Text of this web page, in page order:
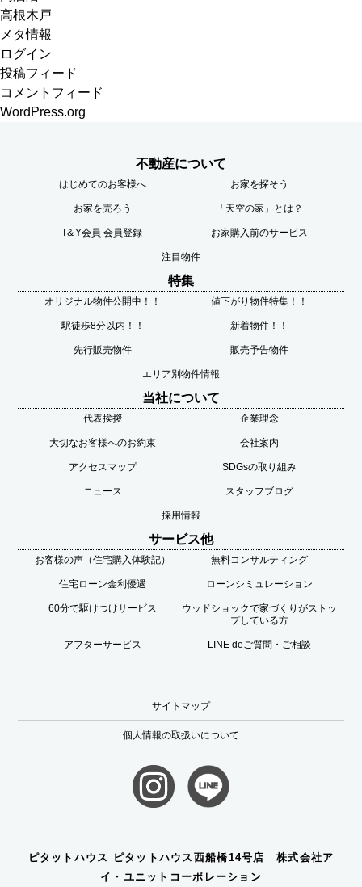
高根木戸
メタ情報
ログイン
投稿フィード
コメントフィード
WordPress.org
不動産について
はじめてのお客様へ お家を探そう
お家を売ろう 「天空の家」とは？
I＆Y会員 会員登録 お家購入前のサービス
注目物件
特集
オリジナル物件公開中！！ 値下がり物件特集！！
駅徒歩8分以内！！ 新着物件！！
先行販売物件 販売予告物件
エリア別物件情報
当社について
代表挨拶 企業理念
大切なお客様へのお約束 会社案内
アクセスマップ SDGsの取り組み
ニュース スタッフブログ
採用情報
サービス他
お客様の声（住宅購入体験記） 無料コンサルティング
住宅ローン金利優遇 ローンシミュレーション
60分で駆けつけサービス
ウッドショックで家づくりがストッ
プしている方
アフターサービス LINE deご質問・ご相談
サイトマップ
個人情報の取扱いについて
ピタットハウス ピタットハウス西船橋14号店 株式会社ア
イ・ユニットコーポレーション